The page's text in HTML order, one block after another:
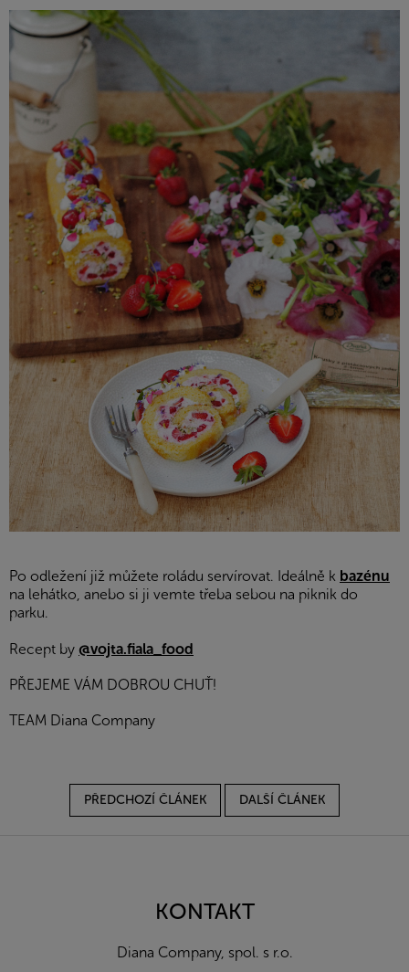
Po odležení již můžete roládu servírovat. Ideálně k bazénu
na lehátko, anebo si ji vemte třeba sebou na piknik do
parku.
Recept by @vojta.fiala_food
PŘEJEME VÁM DOBROU CHUŤ!
TEAM Diana Company
PŘEDCHOZÍ ČLÁNEK DALŠÍ ČLÁNEK
KONTAKT
Diana Company, spol. s r.o.